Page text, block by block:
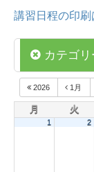
講習日程の印
カテゴリ
2026 1月
月 火
1 2